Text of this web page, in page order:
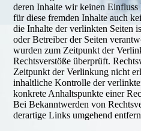
deren Inhalte wir keinen
für diese fremden Inhalte auch
die Inhalte der verlinkten Seiten
oder Betreiber der Seiten
wurden zum Zeitpunkt der
Rechtsverstöße überprüft.
Zeitpunkt der Verlinkung nicht
inhaltliche Kontrolle der
konkrete Anhaltspunkte einer
Bei Bekanntwerden von
derartige Links umgehend